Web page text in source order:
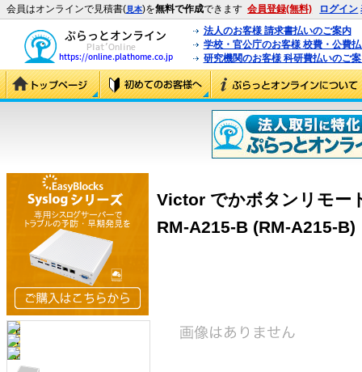
会員はオンラインで見積書(見本)を無料で作成できます 会員登録(無料) ログイン
法人のお客様 請求書払いのご案内
学校・官公庁のお客様 校費・公費
研究機関のお客様 科研費払いのご
Victor でかボタンリモー
RM-A215-B (RM-A215-B)